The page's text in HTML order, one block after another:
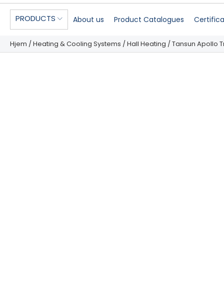
PRODUCTS About us Product Catalogues
Hjem / Heating & Cooling Systems / Hall Heating / Tansun Apollo